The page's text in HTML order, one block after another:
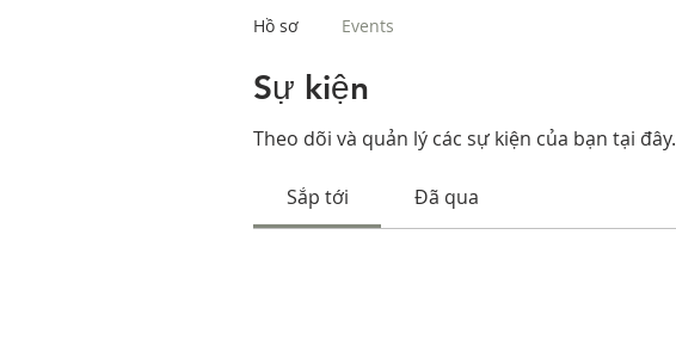
Sự kiện
Theo dõi và quản lý các sự kiện của bạn tại đây.
Sắp tới Đã qua
Hồ sơ Events